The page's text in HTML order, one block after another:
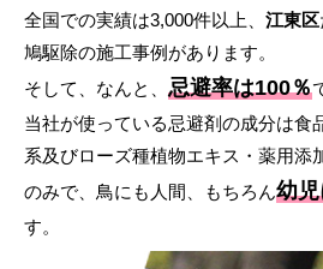
全国での実績は3,000件以上、 江東区
鳩駆除の施工事例があります。
そして、なんと、 忌避率は100％
当社が使っている忌避剤の成分は食
系及びローズ種植物エキス・薬用添
のみで、鳥にも人間、もちろん幼
す。